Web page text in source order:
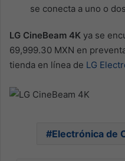
se conecta a uno o
LG CineBeam 4K ya se
69,999.30 MXN en
tienda en línea de LG
Electrónica de